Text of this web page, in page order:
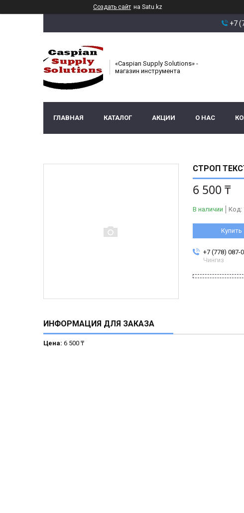
Создать сайт на Satu.kz
+7
«Caspian Supply Solutions» -
магазин инструмента
ГЛАВНАЯ КАТАЛОГ АКЦИИ О НАС
СТРОП
6 500 ₸
В наличии Код:
Купить
+7 (778) 087-
Чингиз
ИНФОРМАЦИЯ ДЛЯ ЗАКАЗА
Цена: 6 500 ₸